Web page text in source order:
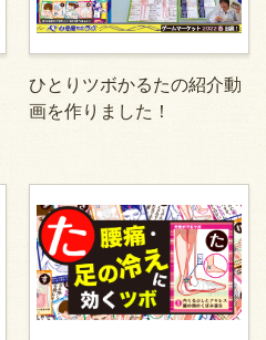
ひとりツボかるたの紹介動
画を作りました！